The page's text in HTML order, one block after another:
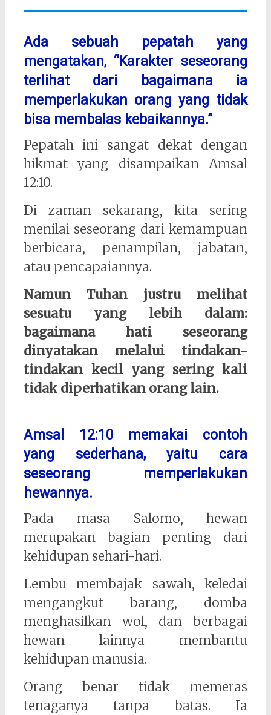
Ada sebuah pepatah yang
mengatakan, “Karakter seseorang
terlihat dari bagaimana ia
memperlakukan orang yang tidak
bisa membalas kebaikannya.”
Pepatah ini sangat dekat dengan
hikmat yang disampaikan Amsal
12:10.
Di zaman sekarang, kita sering
menilai seseorang dari kemampuan
berbicara, penampilan, jabatan,
atau pencapaiannya.
Namun Tuhan justru melihat
sesuatu yang lebih dalam:
bagaimana hati seseorang
dinyatakan melalui tindakan-
tindakan kecil yang sering kali
tidak diperhatikan orang lain.
Amsal 12:10 memakai contoh
yang sederhana, yaitu cara
seseorang memperlakukan
hewannya.
Pada masa Salomo, hewan
merupakan bagian penting dari
kehidupan sehari-hari.
Lembu membajak sawah, keledai
mengangkut barang, domba
menghasilkan wol, dan berbagai
hewan lainnya membantu
kehidupan manusia.
Orang benar tidak memeras
tenaganya tanpa batas. Ia